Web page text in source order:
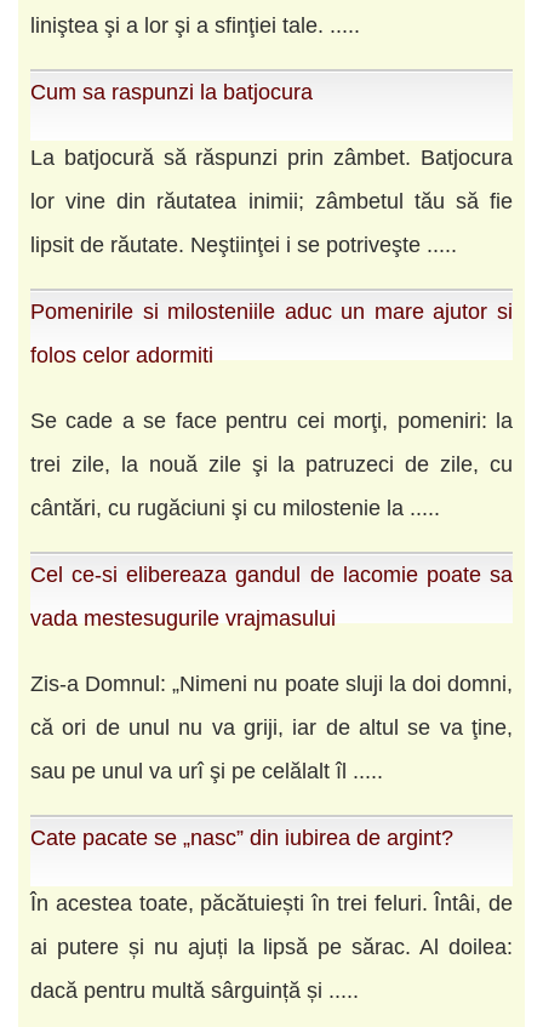
liniştea şi a lor şi a sfinţiei tale. .....
Cum sa raspunzi la batjocura
La batjocură să răspunzi prin zâmbet. Batjocura
lor vine din răutatea inimii; zâmbetul tău să fie
lipsit de răutate. Neştiinţei i se potriveşte .....
Pomenirile si milosteniile aduc un mare ajutor si
folos celor adormiti
Se cade a se face pentru cei morţi, pomeniri: la
trei zile, la nouă zile şi la patruzeci de zile, cu
cântări, cu rugăciuni şi cu milostenie la .....
Cel ce-si elibereaza gandul de lacomie poate sa
vada mestesugurile vrajmasului
Zis-a Domnul: „Nimeni nu poate sluji la doi domni,
că ori de unul nu va griji, iar de altul se va ţine,
sau pe unul va urî şi pe celălalt îl .....
Cate pacate se „nasc” din iubirea de argint?
În acestea toate, păcătuiești în trei feluri. Întâi, de
ai putere și nu ajuți la lipsă pe sărac. Al doilea:
dacă pentru multă sârguință și .....